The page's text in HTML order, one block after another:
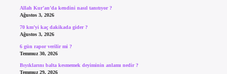
Allah Kur’an’da kendini nasıl tanıtıyor ?
Ağustos 3, 2026
70 km’yi kaç dakikada gider ?
Ağustos 3, 2026
6 gün rapor verilir mi ?
Temmuz 30, 2026
Bıyıklarını balta kesmemek deyiminin anlamı nedir ?
Temmuz 29, 2026